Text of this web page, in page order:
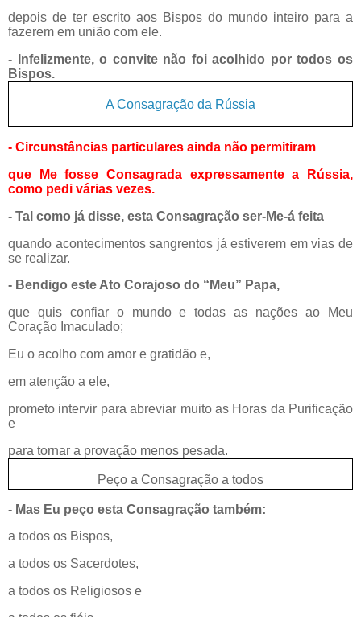
depois de ter escrito aos Bispos do mundo inteiro para a
fazerem em união com ele.
- Infelizmente, o convite não foi acolhido por todos os
Bispos.
A Consagração da Rússia
- Circunstâncias particulares ainda não permitiram
que Me fosse Consagrada expressamente a Rússia,
como pedi várias vezes.
- Tal como já disse, esta Consagração ser-Me-á feita
quando acontecimentos sangrentos já estiverem em vias de
se realizar.
- Bendigo este Ato Corajoso do “Meu” Papa,
que quis confiar o mundo e todas as nações ao Meu
Coração Imaculado;
Eu o acolho com amor e gratidão e,
em atenção a ele,
prometo intervir para abreviar muito as Horas da Purificação
e
para tornar a provação menos pesada.
Peço a Consagração a todos
- Mas Eu peço esta Consagração também:
a todos os Bispos,
a todos os Sacerdotes,
a todos os Religiosos e